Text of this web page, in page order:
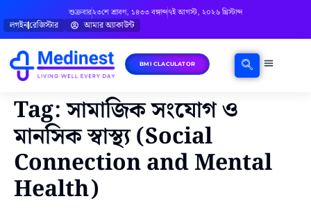
শুক্রবার২৩শে শ্রাবণ, ১৪৩৩ বঙ্গাব্দ৭ই আগস্ট, ২০২৬ খ্রিস্টাব্দ
লগইনরেজিস্টার আমার অ্যাকাউন্ট
BMI CLACULATOR
Tag:সামাজিক সংযোগ ও
মানসিক স্বাস্থ্য (Social
Connection and Mental
Health)